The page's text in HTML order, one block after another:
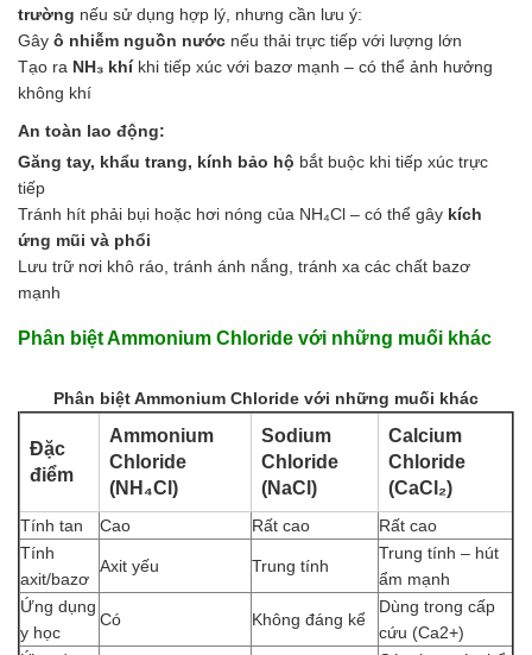
trường nếu sử dụng hợp lý, nhưng cần lưu ý:
Gây ô nhiễm nguồn nước nếu thải trực tiếp với lượng lớn
Tạo ra NH₃ khíkhi tiếp xúc với bazơ mạnh – có thể ảnh hưởng
không khí
An toàn lao động:
Găng tay, khẩu trang, kính bảo hộ bắt buộc khi tiếp xúc trực
tiếp
Tránh hít phải bụi hoặc hơi nóng của NH₄Cl – có thể gây kích
ứng mũi và phổi
Lưu trữ nơi khô ráo, tránh ánh nắng, tránh xa các chất bazơ
mạnh
Phân biệt Ammonium Chloride với những muối khác
Phân biệt Ammonium Chloride với những muối khác
Đặc
điểm
Ammonium
Chloride
(NH₄Cl)
Sodium
Chloride
(NaCl)
Calcium
Chloride
(CaCl₂)
Tính tan Cao Rất cao
Rất cao
Tính
axit/bazơ
Axit yếu Trung tính
Trung tính – hút
ẩm mạnh
Ứng dụng
y học
Có Không đáng kể
Dùng trong cấp
cứu (Ca2+)